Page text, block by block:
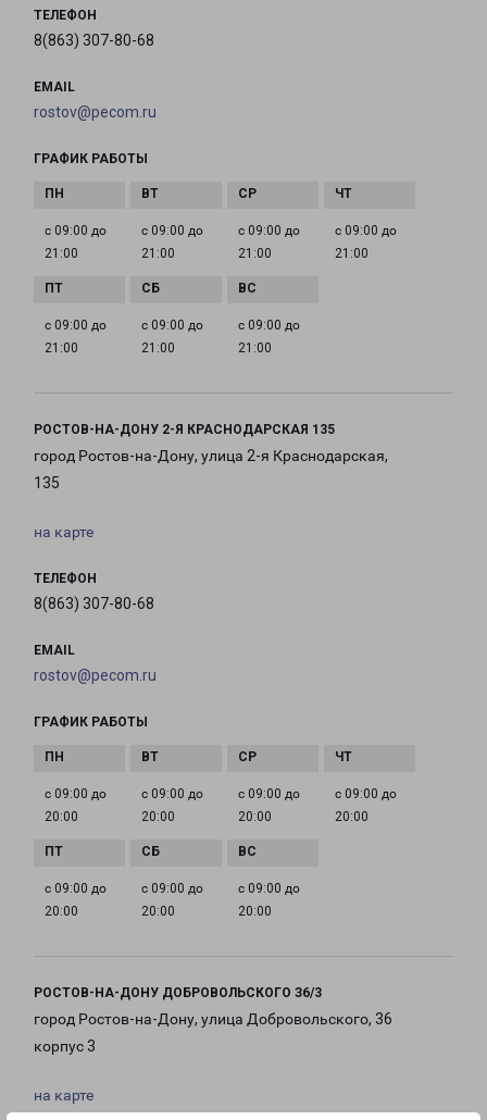
ТЕЛЕФОН
8(863) 307-80-68
EMAIL
rostov@pecom.ru
ГРАФИК РАБОТЫ
с 09:00 до
21:00
с 09:00 до
21:00
с 09:00 до
21:00
с 09:00 до
21:00
с 09:00 до
21:00
с 09:00 до
21:00
с 09:00 до
21:00
РОСТОВ-НА-ДОНУ 2-Я КРАСНОДАРСКАЯ 135
город Ростов-на-Дону, улица 2-я Краснодарская,
135
на карте
ТЕЛЕФОН
8(863) 307-80-68
EMAIL
rostov@pecom.ru
ГРАФИК РАБОТЫ
с 09:00 до
20:00
с 09:00 до
20:00
с 09:00 до
20:00
с 09:00 до
20:00
с 09:00 до
20:00
с 09:00 до
20:00
с 09:00 до
20:00
РОСТОВ-НА-ДОНУ ДОБРОВОЛЬСКОГО З6/3
город Ростов-на-Дону, улица Добровольского, 36
корпус 3
на карте